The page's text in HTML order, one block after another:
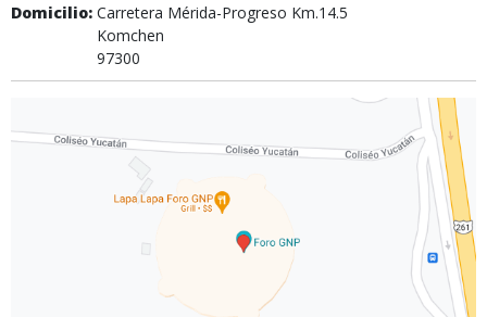
Domicilio: Carretera Mérida-Progreso Km.14.5
Komchen
97300